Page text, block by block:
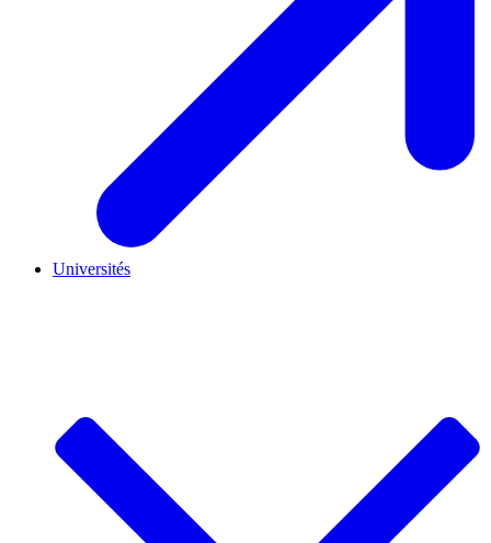
Universités